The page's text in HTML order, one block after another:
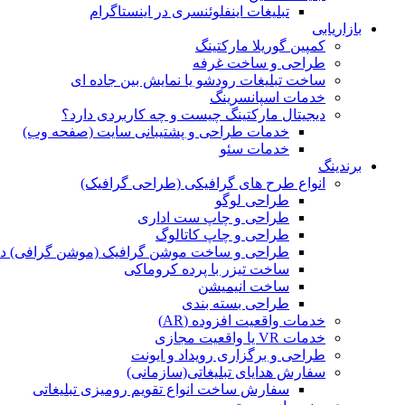
تبلیغات اینفلوئنسری در اینستاگرام
بازاریابی
کمپین گوریلا مارکتینگ
طراحی و ساخت غرفه
ساخت تبلیغات رودشو یا نمایش بین جاده ای
خدمات اسپانسرینگ
دیجیتال مارکتینگ چیست و چه کاربردی دارد؟
خدمات طراحی و پشتیبانی سایت (صفحه وب)
خدمات سئو
برندینگ
انواع طرح های گرافیکی (طراحی گرافیک)
طراحی لوگو
طراحی و چاپ ست اداری
طراحی و چاپ کاتالوگ
طراحی و ساخت موشن گرافیک (موشن گرافی)
ساخت تیزر با پرده کروماکی
ساخت انیمیشن
طراحی بسته بندی
خدمات واقعیت افزوده (AR)
خدمات VR یا واقعیت مجازی
طراحی و برگزاری رویداد و ایونت
سفارش هدایای تبلیغاتی(سازمانی)
سفارش ساخت انواع تقویم رومیزی تبلیغاتی